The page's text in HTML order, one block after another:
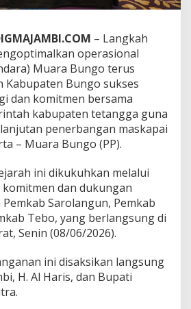
s
n
e
g
i
J
a
m
i
n
e
e
s
e
i
a
a
n
– Langkah
operasional
Muara Bungo terus
Kabupaten Bungo sukses
dan komitmen bersama
kabupaten tetangga guna
penerbangan maskapai
– Muara Bungo (PP).
ini dikukuhkan melalui
dan dukungan
Sarolangun, Pemkab
Tebo, yang berlangsung di
Senin (08/06/2026).
ini disaksikan langsung
H. Al Haris, dan Bupati